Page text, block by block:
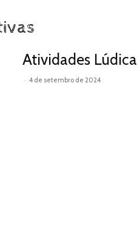
Atividades
- 4 de setembro de 2024